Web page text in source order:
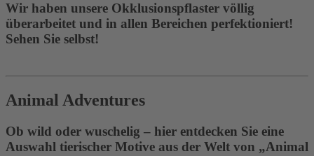
Wir haben unsere Okklusionspflaster völlig
überarbeitet und in allen Bereichen perfektioniert!
Sehen Sie selbst!
Animal Adventures
Ob wild oder wuschelig – hier entdecken Sie eine
Auswahl tierischer Motive aus der Welt von „Animal